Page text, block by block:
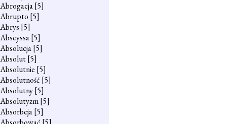
Abrogacja[5]
Abrupto [5]
Abrys [5]
Abscyssa[5]
Absolucja[5]
Absolut[5]
Absolutnie [5]
Absolutność [5]
Absolutny[5]
Absolutyzm[5]
Absorbcja[5]